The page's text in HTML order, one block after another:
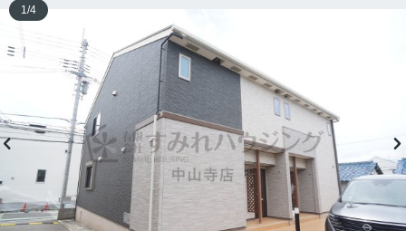
1 /4